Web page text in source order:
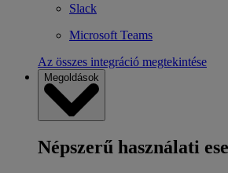
Slack
Microsoft Teams
Az összes integráció megtekintése
Megoldások
Népszerű használati